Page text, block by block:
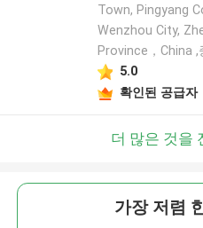
Town, Pingyang
Wenzhou City,
Province，China ,
5.0
확인된 공급자
더 많은 것을
가장 저렴